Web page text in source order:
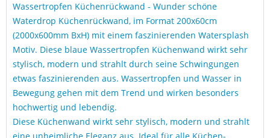
Wassertropfen Küchenrückwand - Wunder schöne
Waterdrop Küchenrückwand, im Format 200x60cm
(2000x600mm BxH) mit einem faszinierenden Watersplash
Motiv. Diese blaue Wassertropfen Küchenwand wirkt sehr
stylisch, modern und strahlt durch seine Schwingungen
etwas faszinierenden aus. Wassertropfen und Wasser in
Bewegung gehen mit dem Trend und wirken besonders
hochwertig und lebendig.
Diese Küchenwand wirkt sehr stylisch, modern und strahlt